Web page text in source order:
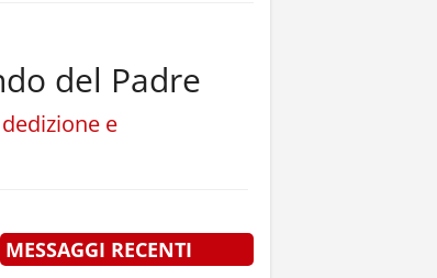
del Padre
e
MESSAGGI RECENTI